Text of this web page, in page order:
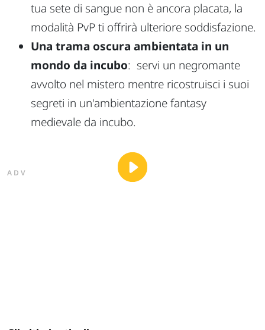
tua sete di sangue non è ancora placata, la
modalità PvP ti offrirà ulteriore soddisfazione.
Una trama oscura ambientata in un
mondo da incubo: servi un negromante
avvolto nel mistero mentre ricostruisci i suoi
segreti in un'ambientazione fantasy
medievale da incubo.
ADV